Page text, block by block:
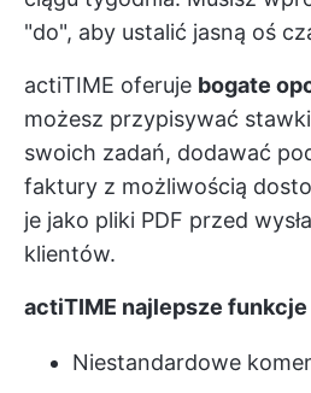
"do", aby ustalić jasną oś
actiTIME oferuje bogate
możesz przypisywać
swoich zadań, dodawać
faktury z możliwością
je jako pliki PDF przed
klientów.
actiTIME najlepsze funkcje
Niestandardowe